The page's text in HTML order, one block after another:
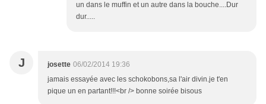
un dans le muffin et un autre dans la bouche....Dur
dur.....
J josette 06/02/2014 19:36
jamais essayée avec les schokobons,sa l'air divin.je t'en
pique un en partant!!!<br /> bonne soirée bisous